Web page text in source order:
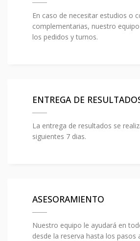
En caso de necesitar estudios o
complementarias, nuestro
los pedidos y turnos.
ENTREGA DE
La entrega de resultados se
siguientes 7 dias.
ASESORAMIENTO
Nuestro equipo le ayudará en
desde la reserva hasta los pasos